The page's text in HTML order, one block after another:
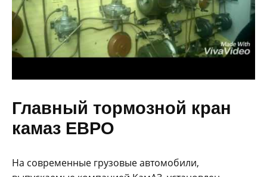
Главный тормозной кран
камаз ЕВРО
На современные грузовые автомобили,